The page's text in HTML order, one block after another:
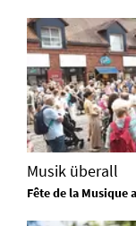
Musik überall
Fête de la